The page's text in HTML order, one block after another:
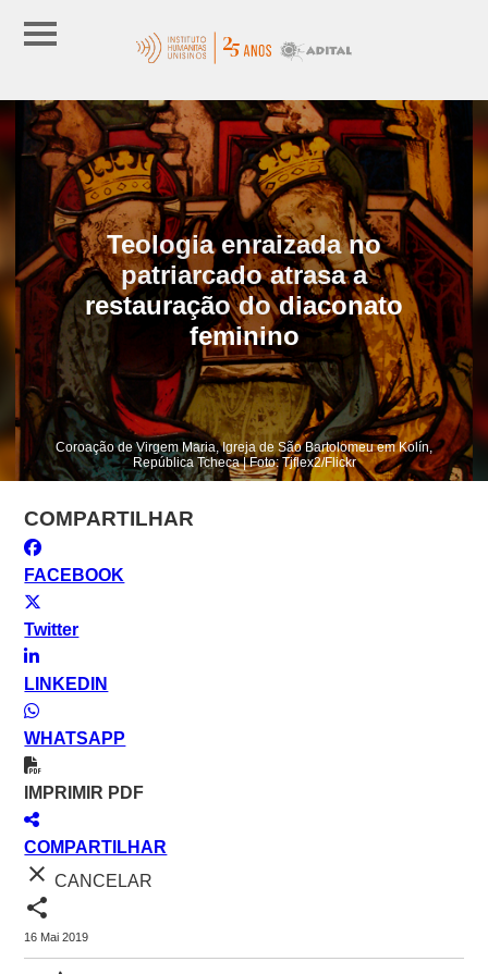
Teologia enraizada no
patriarcado atrasa a
restauração do diaconato
feminino
Coroação de Virgem Maria, Igreja de São Bartolomeu em Kolín,
República Tcheca | Foto: Tjflex2/Flickr
COMPARTILHAR
FACEBOOK
Twitter
LINKEDIN
WHATSAPP
IMPRIMIR PDF
COMPARTILHAR
close CANCELAR
share
16 Mai 2019